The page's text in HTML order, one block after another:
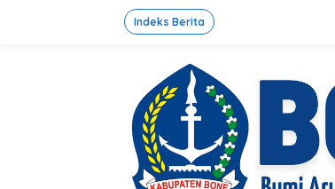
Indeks Berita